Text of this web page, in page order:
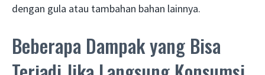
dengan gula atau tambahan bahan lainnya.
Beberapa Dampak yang Bisa